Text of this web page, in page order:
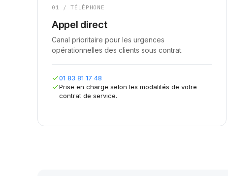
01 / TÉLÉPHONE
Appel direct
Canal prioritaire pour les urgences
opérationnelles des clients sous contrat.
01 83 81 17 48
Prise en charge selon les modalités de votre
contrat de service.